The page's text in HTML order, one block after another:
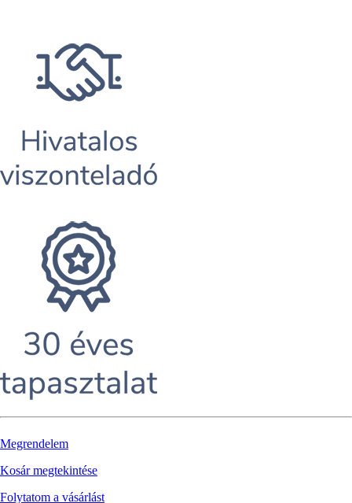
Megrendelem
Kosár megtekintése
Folytatom a vásárlást